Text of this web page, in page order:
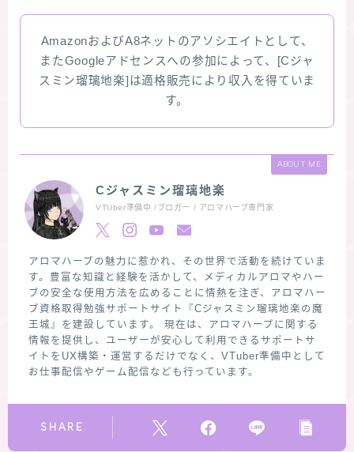
AmazonおよびA8ネットのアソシエイトとして、
またGoogleアドセンスへの参加によって、[Cジャ
スミン瑠璃地楽]は適格販売により収入を得ていま
す。
ABOUT ME
Cジャスミン瑠璃地楽
VTUber準備中 /ブロガー / アロマハーブ専門家
アロマハーブの魅力に惹かれ、その世界で活動を続けていま
す。豊富な知識と経験を活かして、メディカルアロマやハー
ブの安全な使用方法を広めることに情熱を注ぎ、アロマハー
ブ資格取得勉強サポートサイト『Cジャスミン瑠璃地楽の魔
王城』を建設しています。 現在は、アロマハーブに関する
情報を提供し、ユーザーが安心して利用できるサポートサ
イトをUX構築・運営するだけでなく、VTuber準備中として
お仕事配信やゲーム配信なども行っています。
SHARE